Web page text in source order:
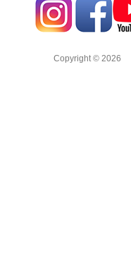
Copyright © 2026